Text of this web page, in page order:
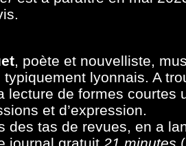
, poète et nouvelliste,
typiquement lyonnais. A
lecture de formes courtes
et d’expression.
des tas de revues, en a